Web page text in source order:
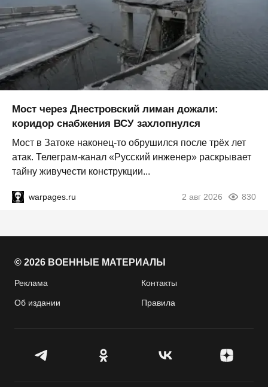
Мост через Днестровский лиман дожали:
коридор снабжения ВСУ захлопнулся
Мост в Затоке наконец-то обрушился после трёх лет
атак. Телеграм-канал «Русский инженер» раскрывает
тайну живучести конструкции...
warpages.ru 2 авг 2026 830
© 2026 ВОЕННЫЕ МАТЕРИАЛЫ
Реклама Контакты
Об издании Правила